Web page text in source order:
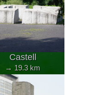
Castell
→ 19.3 km